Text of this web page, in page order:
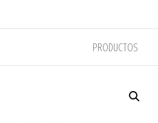
COMPEL
PRODUCTOS